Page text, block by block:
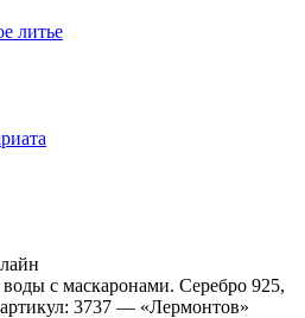
литье
с маскаронами. Серебро 925,
3737 — «Лермонтов»